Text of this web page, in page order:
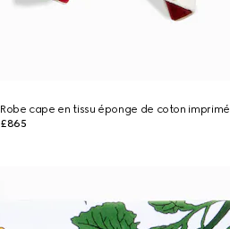
Robe cape en tissu éponge de coton imprimé
£865